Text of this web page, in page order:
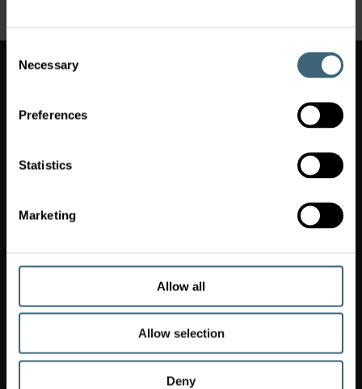
Selection
Necessary
Preferences
Statistics
Marketing
Allow all
Allow selection
Deny
Zaventem
sales.be@flaktgroup.com
2
240
61
61
Vat.